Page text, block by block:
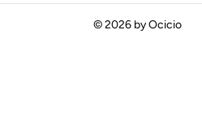
© 2026 byOcicio